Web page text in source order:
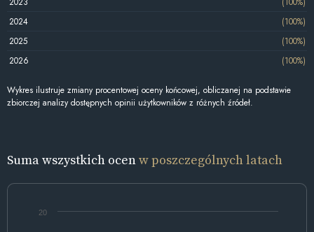
2024
(100%)
2025
(100%)
2026
(100%)
Wykres ilustruje zmiany procentowej oceny końcowej, obliczanej na podstawie
zbiorczej analizy dostępnych opinii użytkowników z różnych źródeł.
Suma wszystkich ocenw poszczególnych latach
20